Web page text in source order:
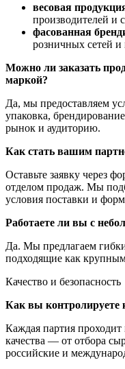
весовая
производителей и
фасованная
розничных сетей и
Можно ли заказать
маркой?
Да, мы предоставляем
упаковка,
рынок и аудиторию.
Как стать вашим
Оставьте заявку через
отделом продаж. Мы
условия поставки и
Работаете ли вы с
Да. Мы предлагаем
подходящие как
Качество и безопасность
Как вы контролируете
Каждая партия
качества — от отбора
российские и